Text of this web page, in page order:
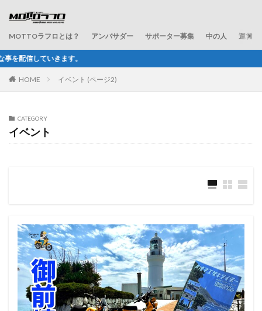
MOTTOラフロとは？ アンバサダー サポーター募集 中の人 運営会
HOME イベント (ページ2)
CATEGORY
イベント